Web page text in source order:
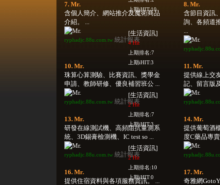
上期iHIT:10
7. Mr.
含個人簡介、網站推介及魔術商品
介紹。 ...
[生活資訊]
4 Hit
上期排名:7
上期iHIT:3
ryphadjc.88u.com.tw 統計報表
8. Mr.
含節目資訊
詢、各頻道
...
10. Mr.
珠算心算測驗、比賽資訊、獎學金
申請、教師研修、優良補習班公 ...
[生活資訊]
2 Hit
上期排名:7
上期iHIT:3
ryphadjc.88u.com.tw 統計報表
11. Mr.
提供線上交
記、留言版
13. Mr.
研發在線測試機、高頻阻抗量測系
統、3D錫膏檢測機、IC test so ...
[生活資訊]
2 Hit
上期排名:10
上期iHIT:0
ryphadjc.88u.com.tw 統計報表
14. Mr.
提供葡萄酒
度C藥品專
16. Mr.
提供住宿資料與各項服務資訊。 ...
17. Mr.
奇雅網